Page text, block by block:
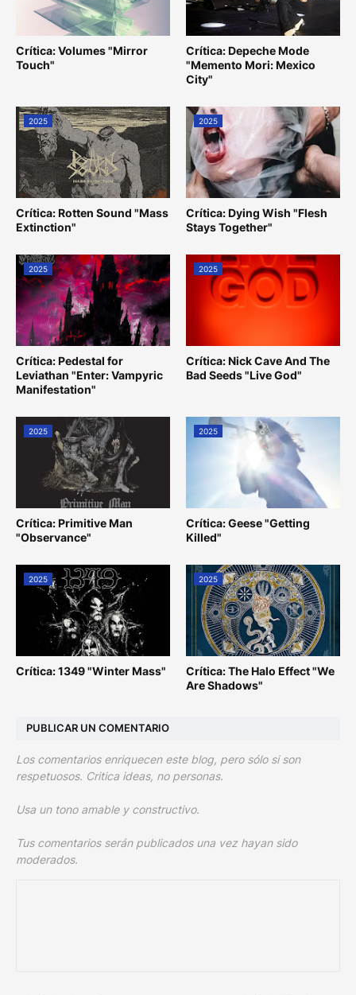
Crítica: Volumes "Mirror
Touch"
Crítica: Depeche Mode
"Memento Mori: Mexico
City"
2025
Crítica: Rotten Sound "Mass
Extinction"
2025
Crítica: Dying Wish "Flesh
Stays Together"
2025
Crítica: Pedestal for
Leviathan "Enter: Vampyric
Manifestation"
2025
Crítica: Nick Cave And The
Bad Seeds "Live God"
2025
Crítica: Primitive Man
"Observance"
2025
Crítica: Geese "Getting
Killed"
2025
Crítica: 1349 "Winter Mass"
2025
Crítica: The Halo Effect "We
Are Shadows"
PUBLICAR UN COMENTARIO
Los comentarios enriquecen este blog, pero sólo si son
respetuosos. Critica ideas, no personas.
Usa un tono amable y constructivo.
Tus comentarios serán publicados una vez hayan sido
moderados.